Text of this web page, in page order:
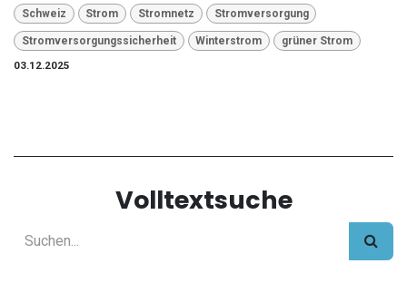
Schweiz Strom Stromnetz Stromversorgung
Stromversorgungssicherheit Winterstrom
grüner Strom
03.12.2025
Volltextsuche